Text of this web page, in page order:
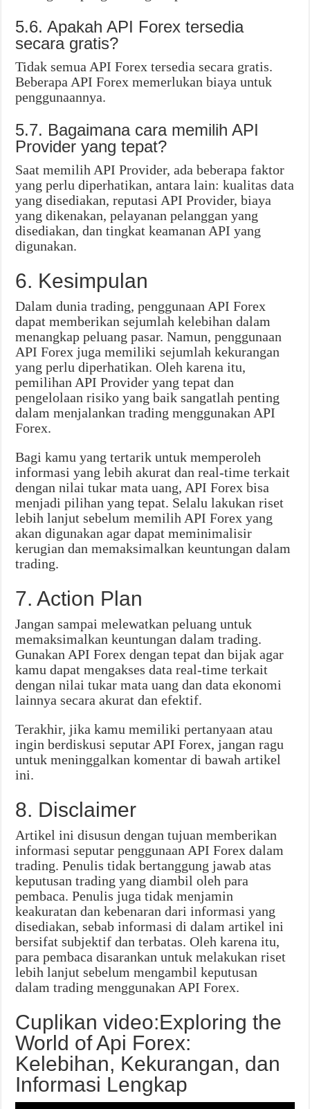
5.6. Apakah API Forex tersedia
secara gratis?
Tidak semua API Forex tersedia secara gratis.
Beberapa API Forex memerlukan biaya untuk
penggunaannya.
5.7. Bagaimana cara memilih API
Provider yang tepat?
Saat memilih API Provider, ada beberapa faktor
yang perlu diperhatikan, antara lain: kualitas data
yang disediakan, reputasi API Provider, biaya
yang dikenakan, pelayanan pelanggan yang
disediakan, dan tingkat keamanan API yang
digunakan.
6. Kesimpulan
Dalam dunia trading, penggunaan API Forex
dapat memberikan sejumlah kelebihan dalam
menangkap peluang pasar. Namun, penggunaan
API Forex juga memiliki sejumlah kekurangan
yang perlu diperhatikan. Oleh karena itu,
pemilihan API Provider yang tepat dan
pengelolaan risiko yang baik sangatlah penting
dalam menjalankan trading menggunakan API
Forex.
Bagi kamu yang tertarik untuk memperoleh
informasi yang lebih akurat dan real-time terkait
dengan nilai tukar mata uang, API Forex bisa
menjadi pilihan yang tepat. Selalu lakukan riset
lebih lanjut sebelum memilih API Forex yang
akan digunakan agar dapat meminimalisir
kerugian dan memaksimalkan keuntungan dalam
trading.
7. Action Plan
Jangan sampai melewatkan peluang untuk
memaksimalkan keuntungan dalam trading.
Gunakan API Forex dengan tepat dan bijak agar
kamu dapat mengakses data real-time terkait
dengan nilai tukar mata uang dan data ekonomi
lainnya secara akurat dan efektif.
Terakhir, jika kamu memiliki pertanyaan atau
ingin berdiskusi seputar API Forex, jangan ragu
untuk meninggalkan komentar di bawah artikel
ini.
8. Disclaimer
Artikel ini disusun dengan tujuan memberikan
informasi seputar penggunaan API Forex dalam
trading. Penulis tidak bertanggung jawab atas
keputusan trading yang diambil oleh para
pembaca. Penulis juga tidak menjamin
keakuratan dan kebenaran dari informasi yang
disediakan, sebab informasi di dalam artikel ini
bersifat subjektif dan terbatas. Oleh karena itu,
para pembaca disarankan untuk melakukan riset
lebih lanjut sebelum mengambil keputusan
dalam trading menggunakan API Forex.
Cuplikan video:Exploring the
World of Api Forex:
Kelebihan, Kekurangan, dan
Informasi Lengkap